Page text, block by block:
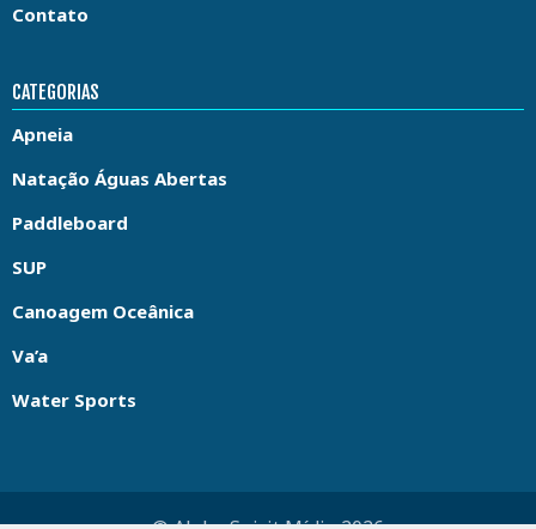
Contato
CATEGORIAS
Apneia
Natação Águas Abertas
Paddleboard
SUP
Canoagem Oceânica
Va’a
Water Sports